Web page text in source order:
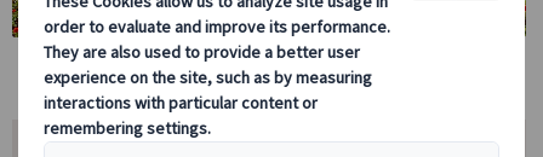
ツアー内容